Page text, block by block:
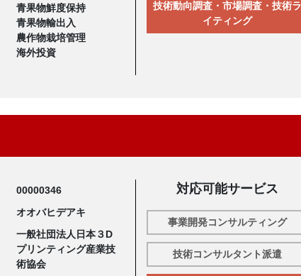
青果物鮮度保持
青果物輸出入
農作物栽培管理
海外投資
技術動向調査・市場調査・技術ラ
イティング
00000346
オオバヒデアキ
一般社団法人日本３D
プリンティング産業技
術協会
対応可能サービス
事業開発コンサルティング
技術コンサルタント派遣